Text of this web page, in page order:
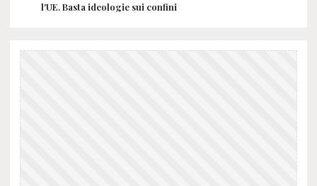
l'UE. Basta ideologie sui confini